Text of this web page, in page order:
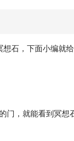
石，下面小编就
门，就能看到冥想